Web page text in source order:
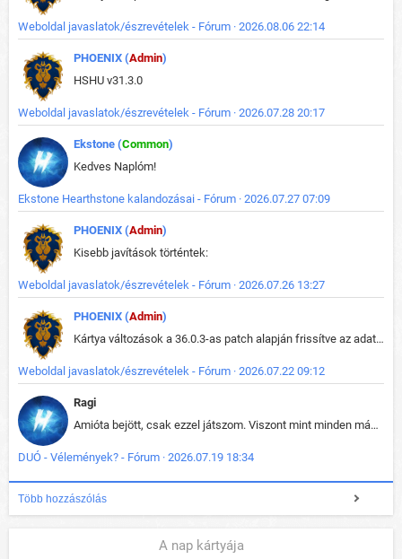
Weboldal javaslatok/észrevételek - Fórum · 2026.08.06 22:14
PHOENIX (Admin)
HSHU v31.3.0
Weboldal javaslatok/észrevételek - Fórum · 2026.07.28 20:17
Ekstone (Common)
Kedves Naplóm!
Ekstone Hearthstone kalandozásai - Fórum · 2026.07.27 07:09
PHOENIX (Admin)
Kisebb javítások történtek:
Weboldal javaslatok/észrevételek - Fórum · 2026.07.26 13:27
PHOENIX (Admin)
Kártya változások a 36.0.3-as patch alapján frissítve az adatbázisban (képek is cserélve).
Weboldal javaslatok/észrevételek - Fórum · 2026.07.22 09:12
Ragi
Amióta bejött, csak ezzel játszom. Viszont mint minden más - akár az alapjáték is, ez is baromira összetett lett. Néha már pár kör után is esélytelen az egész. Vagy irreállisan túltápol valaki, vagy lelép a partner, vagy csak hülye mint a segg. És amikor eljönne az én időm, na akkor jön el mindenki másé is. Engem jobban érdekelne, hogy ki milyen ratingen szokott játszani. Na ez lenne egy érdekes adat.
DUÓ - Vélemények? - Fórum · 2026.07.19 18:34
Több hozzászólás
A nap kártyája